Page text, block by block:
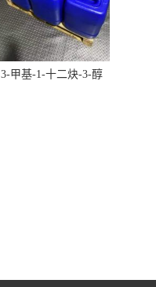
3-甲基-1-十二炔-3-醇